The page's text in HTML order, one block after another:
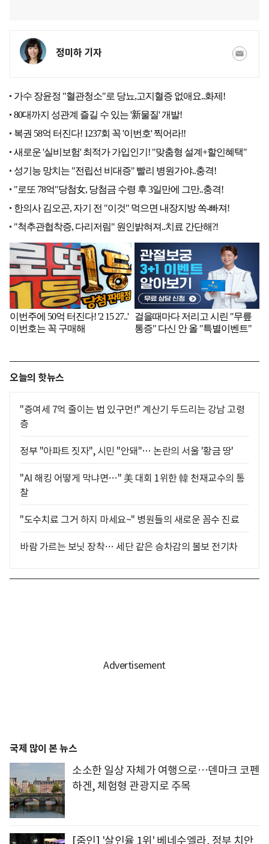
정미하 기자
오늘의 핫뉴스
"증여세 7억 줄이는 법 있구먼!" 계산기 두드리는 강남 고령
층
정부 "아파트 짓자", 시민 "안돼"… 논란의 서울 '황금 땅'
"AI 해킹 어떻게 막냐면…" 美 대회 1위한 韓 천재교수의 통
찰
"도수치료 그거 하지 마세요~" 병원들의 새로운 꼼수 진료
바람 가르는 보닛 장착… 세단 같은 승차감의 볼보 전기차
국제 많이 본 뉴스
소소한 일상 자체가 여행으로…덴마크 코펜
하겐, 체험형 관광지로 주목
[줌인] '살인율 1위' 베네수엘라, 정부 치안